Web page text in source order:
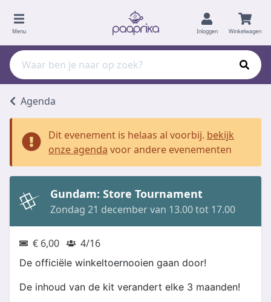
Menu Inloggen Winkelwagen
Agenda
Dit evenement is helaas al voorbij. bekijk
onze agenda voor andere evenementen
Gundam: Store Tournament
Zondag 21 december van 13.00 tot 17.00
€ 6,00 4/16
De officiële winkeltoernooien gaan door!
De inhoud van de kit verandert elke 3 maanden!